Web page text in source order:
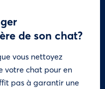
de son chat?
vous nettoyez
votre chat pour en
pas à garantir une